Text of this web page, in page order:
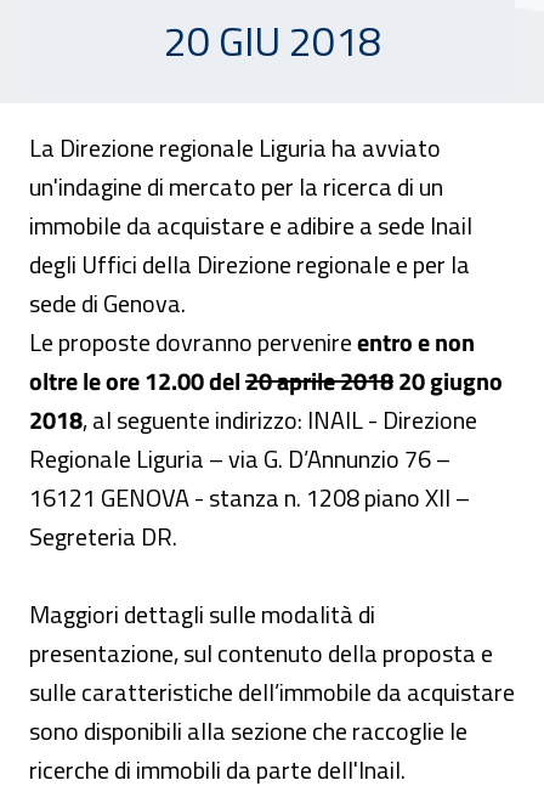
20 GIU 2018
La Direzione regionale Liguria ha avviato
un'indagine di mercato per la ricerca di un
immobile da acquistare e adibire a sede Inail
degli Uffici della Direzione regionale e per la
sede di Genova.
Le proposte dovranno pervenireentro e non
oltre le ore 12.00 del20 aprile 2018Attenzione! Il
20 giugno
2018, al seguente indirizzo: INAIL - Direzione
Regionale Liguria – via G. D’Annunzio 76 –
16121 GENOVA - stanza n. 1208 piano XII –
Segreteria DR.
Maggiori dettagli sulle modalità di
presentazione, sul contenuto della proposta e
sulle caratteristiche dell’immobile da acquistare
sono disponibili alla sezione che raccoglie le
ricerche di immobili da parte dell'Inail.